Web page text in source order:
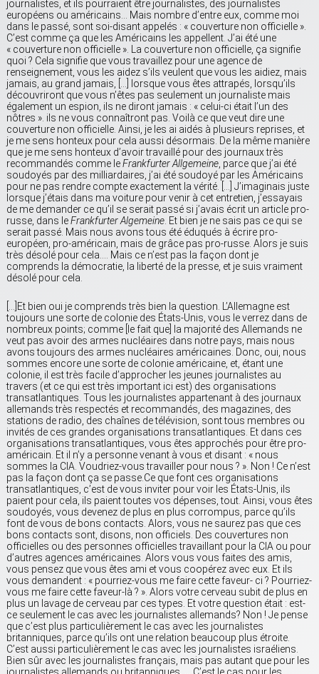
journalistes, et ils pourraient être journalistes, des journalistes
européens ou américains… Mais nombre d’entre eux, comme moi
dans le passé, sont soi-disant appelés : « couverture non officielle ».
C’est comme ça que les Américains les appellent. J’ai été une
« couverture non officielle ». La couverture non officielle, ça signifie
quoi ? Cela signifie que vous travaillez pour une agence de
renseignement, vous les aidez s’ils veulent que vous les aidiez, mais
jamais, au grand jamais, […] lorsque vous êtes attrapés, lorsqu’ils
découvriront que vous n’êtes pas seulement un journaliste mais
également un espion, ils ne diront jamais : « celui-ci était l’un des
nôtres ». ils ne vous connaîtront pas. Voilà ce que veut dire une
couverture non officielle. Ainsi, je les ai aidés à plusieurs reprises, et
je me sens honteux pour cela aussi désormais. De la même manière
que je me sens honteux d’avoir travaillé pour des journaux très
recommandés comme leFrankfurter Allgemeine , parce que j’ai été
soudoyés par des milliardaires, j’ai été soudoyé par les Américains
pour ne pas rendre compte exactement la vérité. […] J’imaginais juste
lorsque j’étais dans ma voiture pour venir à cet entretien, j’essayais
de me demander ce qu’il se serait passé si j’avais écrit un article pro-
russe, dans leFrankfurter Algemeine . Et bien je ne sais pas ce qui se
serait passé. Mais nous avons tous été éduqués à écrire pro-
européen, pro-américain, mais de grâce pas pro-russe. Alors je suis
très désolé pour cela…. Mais ce n’est pas la façon dont je
comprends la démocratie, la liberté de la presse, et je suis vraiment
désolé pour cela.
[…]Et bien oui je comprends très bien la question. L’Allemagne est
toujours une sorte de colonie des États-Unis, vous le verrez dans de
nombreux points; comme [le fait que] la majorité des Allemands ne
veut pas avoir des armes nucléaires dans notre pays, mais nous
avons toujours des armes nucléaires américaines. Donc, oui, nous
sommes encore une sorte de colonie américaine, et, étant une
colonie, il est très facile d’approcher les jeunes journalistes au
travers (et ce qui est très important ici est) des organisations
transatlantiques. Tous les journalistes appartenant à des journaux
allemands très respectés et recommandés, des magazines, des
stations de radio, des chaînes de télévision, sont tous membres ou
invités de ces grandes organisations transatlantiques. Et dans ces
organisations transatlantiques, vous êtes approchés pour être pro-
américain. Et il n’y a personne venant à vous et disant : « nous
sommes la CIA. Voudriez-vous travailler pour nous ? ». Non ! Ce n’est
pas la façon dont ça se passe.Ce que font ces organisations
transatlantiques, c’est de vous inviter pour voir les États-Unis, ils
paient pour cela, ils paient toutes vos dépenses, tout. Ainsi, vous êtes
soudoyés, vous devenez de plus en plus corrompus, parce qu’ils
font de vous de bons contacts. Alors, vous ne saurez pas que ces
bons contacts sont, disons, non officiels. Des couvertures non
officielles ou des personnes officielles travaillant pour la CIA ou pour
d’autres agences américaines. Alors vous vous faites des amis,
vous pensez que vous êtes ami et vous coopérez avec eux. Et ils
vous demandent : « pourriez-vous me faire cette faveur- ci ? Pourriez-
vous me faire cette faveur-là ? ». Alors votre cerveau subit de plus en
plus un lavage de cerveau par ces types. Et votre question était : est-
ce seulement le cas avec les journalistes allemands? Non ! Je pense
que c’est plus particulièrement le cas avec les journalistes
britanniques, parce qu’ils ont une relation beaucoup plus étroite.
C’est aussi particulièrement le cas avec les journalistes israéliens.
Bien sûr avec les journalistes français, mais pas autant que pour les